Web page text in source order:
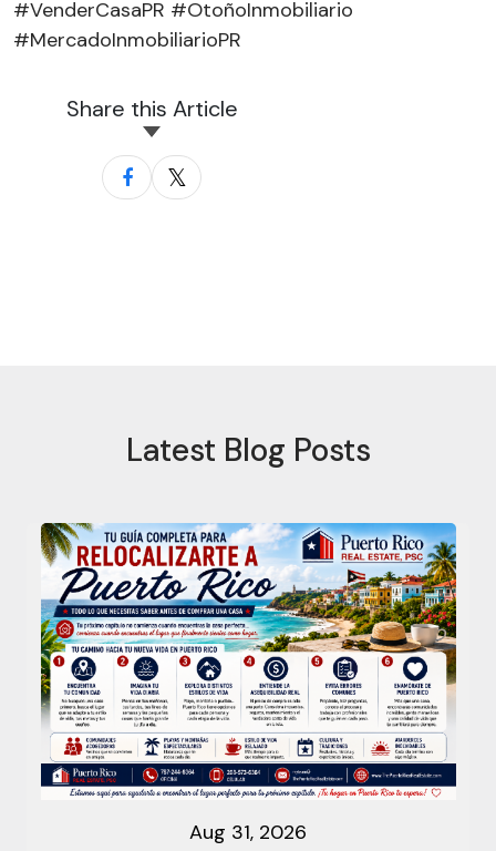
#VenderCasaPR #OtoñoInmobiliario
#MercadoInmobiliarioPR
Share this Article
Latest Blog Posts
Aug 31, 2026